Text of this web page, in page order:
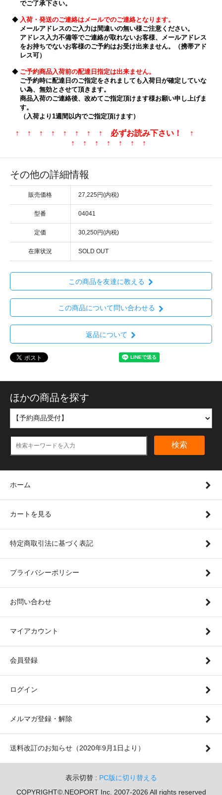
でご了承下さい。
◆ 入荷・発送のご連絡はメールでのご連絡となります。
メールアドレスのご入力は間違いの無い様ご注意ください。
アドレス入力不備等でご連絡が取れないお客様、メールアドレス
をお持ちでないお客様のご予約はお受け出来ません。（携帯アド
レス可）
◆ ご予約商品入荷前の配達日指定は出来ません。
ご予約時に配達日のご指定をされましても入荷日が確定していな
い為、無効とさせて頂きます。
商品入荷のご連絡後、改めてご指定頂けます様お願い申し上げま
す。
（入荷より1週間以内でご指定頂けます）
↑ ↑ ↑ ↑ ↑ ↑ ↑ ↑ 必ずお読み下さい！ ↑
↑ ↑ ↑ ↑ ↑ ↑ ↑
その他の詳細情報
販売価格 27,225円(内税)
型番 04041
定価 30,250円(内税)
在庫状況 SOLD OUT
この商品を友達に教える
この商品について問い合わせる
返品について
ほかの商品を探す
検索
ホーム
カートを見る
特定商取引法に基づく表記
プライバシーポリシー
お問い合わせ
マイアカウント
会員登録
ログイン
メルマガ登録・解除
送料改訂のお知らせ（2020年9月1日より）
表示切替 : PC版に切り替える
COPYRIGHT©.NEOPORT Inc. 2007-2026 All rights reserved